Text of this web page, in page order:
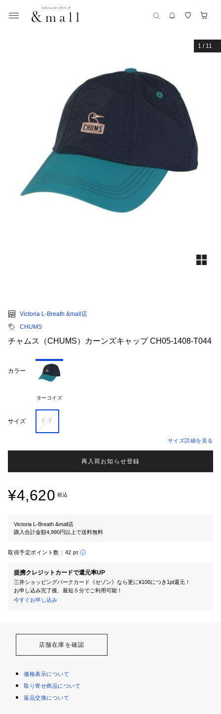
1 / 11
Victoria L-Breath &mall店
CHUMS
チャムス（CHUMS）カーンズキャップ CH05-1408-T044
カラー
ターコイズ
サイズ ＦＦ
サイズ詳細を見る
再入荷お知らせ登録
¥4,620 税込
Victoria L-Breath &mall店
購入合計金額4,990円以上で送料無料
取得予定ポイント数： 42 pt
提携クレジットカードで還元率UP
三井ショッピングパークカード《セゾン》なら更に¥100につき1pt還元！
お申し込み完了後、最短５分でご利用可能！
今すぐお申し込み
店舗在庫を確認
価格表示について
取り寄せ商品について
返品交換について